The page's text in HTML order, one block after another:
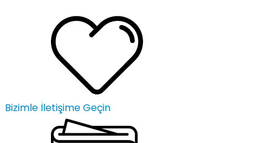
Bizimle İletişime Geçin